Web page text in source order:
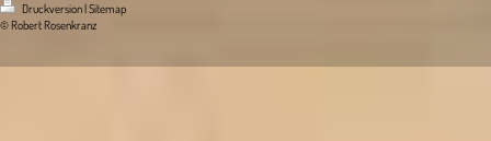
Druckversion|Sitemap
© Robert Rosenkranz